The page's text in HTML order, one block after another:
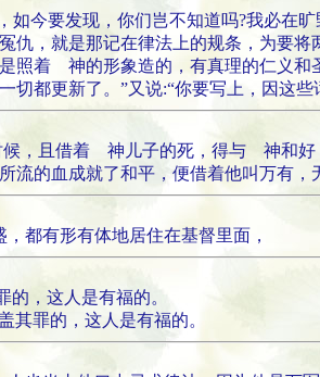
如今要发现，你们岂不知道吗?我必在旷
仇，就是那记在律法上的规条，为要将
照着 神的形象造的，有真理的仁义和
切都更新了。”又说:“你要写上，因这
，且借着 神儿子的死，得与 神和好
流的血成就了和平，便借着他叫万有，
都有形有体地居住在基督里面，
的，这人是有福的。
其罪的，这人是有福的。